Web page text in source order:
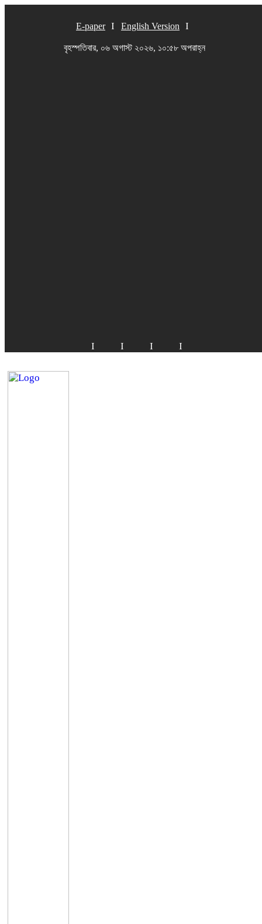
E-paper English Version
বৃহস্পতিবার, ০৬ অগাস্ট ২০২৬, ১০:৫৮ অপরাহ্ন